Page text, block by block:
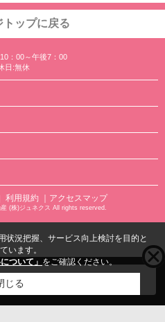
トップに戻る
：00～午後7：00
日:無休
利用規約 ｜アクセスマップ
(株)ジュネクス All rights reserved.
にお勧めな物件
状況把握、サービス向上検討を目的と
います。
ついて」 をご確認ください。
じる